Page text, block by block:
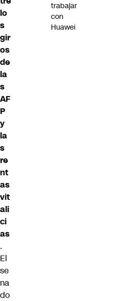
lo
s
gir
os
de
la
s
AF
P
y
la
s
re
nt
as
vit
ali
ci
as
.
El
se
na
do
trabajar
con
Huawei